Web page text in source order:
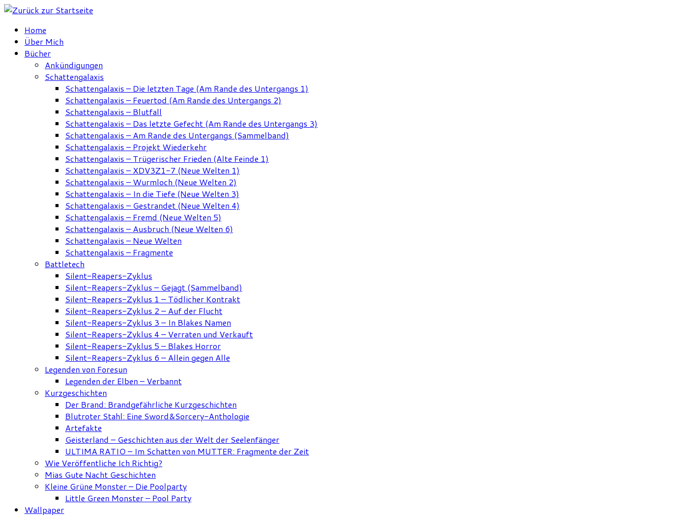
Zum
springenHome
Über Mich
Bücher
Ankündigungen
Schattengalaxis
Schattengalaxis – Die letzten Tage (Am Rande des Untergangs 1)
Schattengalaxis – Feuertod (Am Rande des Untergangs 2)
Schattengalaxis – Blutfall
Schattengalaxis – Das letzte Gefecht (Am Rande des Untergangs 3)
Schattengalaxis – Am Rande des Untergangs (Sammelband)
Schattengalaxis – Projekt Wiederkehr
Schattengalaxis – Trügerischer Frieden (Alte Feinde 1)
Schattengalaxis – XDV3Z1-7 (Neue Welten 1)
Schattengalaxis – Wurmloch (Neue Welten 2)
Schattengalaxis – In die Tiefe (Neue Welten 3)
Schattengalaxis – Gestrandet (Neue Welten 4)
Schattengalaxis – Fremd (Neue Welten 5)
Schattengalaxis – Ausbruch (Neue Welten 6)
Schattengalaxis – Neue Welten
Schattengalaxis – Fragmente
Battletech
Silent-Reapers-Zyklus
Silent-Reapers-Zyklus – Gejagt (Sammelband)
Silent-Reapers-Zyklus 1 – Tödlicher Kontrakt
Silent-Reapers-Zyklus 2 – Auf der Flucht
Silent-Reapers-Zyklus 3 – In Blakes Namen
Silent-Reapers-Zyklus 4 – Verraten und Verkauft
Silent-Reapers-Zyklus 5 – Blakes Horror
Silent-Reapers-Zyklus 6 – Allein gegen Alle
Legenden von Foresun
Legenden der Elben – Verbannt
Kurzgeschichten
Der Brand: Brandgefährliche Kurzgeschichten
Blutroter Stahl: Eine Sword&Sorcery-Anthologie
Artefakte
Geisterland – Geschichten aus der Welt der Seelenfänger
ULTIMA RATIO – Im Schatten von MUTTER: Fragmente der Zeit
Wie Veröffentliche Ich Richtig?
Mias Gute Nacht Geschichten
Kleine Grüne Monster – Die Poolparty
Little Green Monster – Pool Party
Wallpaper